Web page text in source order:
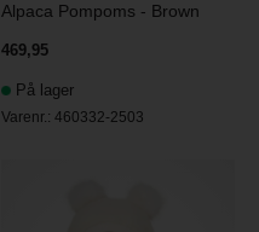
Alpaca Pompoms - Brown
469,95
På lager
Varenr.:460332-2503